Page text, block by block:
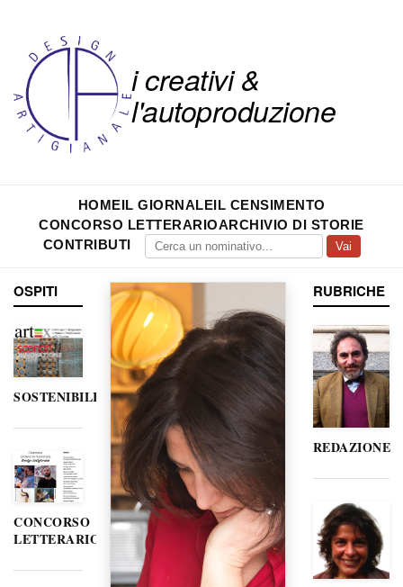
i creativi &
l'autoproduzione
HOMEIL GIORNALEIL CENSIMENTO
CONCORSO LETTERARIOARCHIVIO DI STORIE
CONTRIBUTI
Vai
OSPITI
SOSTENIBILITÀ
CONCORSO
LETTERARIO
RUBRICHE
REDAZIONE